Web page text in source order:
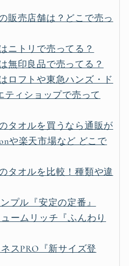
販売店舗は？どこで売っ
ニトリで売ってる？
無印良品で売ってる？
ロフトや東急ハンズ・ド
ティショップで売って
タオルを買うなら通販が
や楽天市場など どこで
タオルを比較！種類や違
プル『安定の定番』
ームリッチ『ふんわり
スPRO『新サイズ登